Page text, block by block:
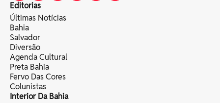
Editorias
Últimas Notícias
Bahia
Salvador
Diversão
Agenda Cultural
Preta Bahia
Fervo Das Cores
Colunistas
Interior Da Bahia